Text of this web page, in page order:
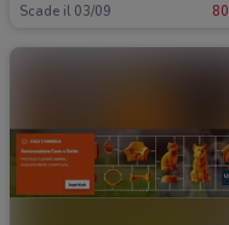
Scade il 03/09